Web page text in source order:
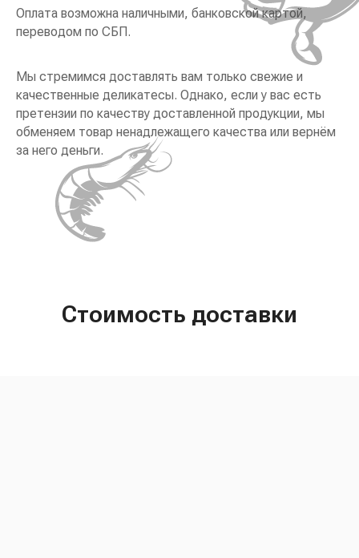
Оплата возможна наличными, банковской картой,
переводом по СБП.
Мы стремимся доставлять вам только свежие и
качественные деликатесы. Однако, если у вас есть
претензии по качеству доставленной продукции, мы
обменяем товар ненадлежащего качества или вернём
за него деньги.
Стоимость доставки